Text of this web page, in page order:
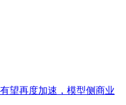
望再度加速，模型侧商业